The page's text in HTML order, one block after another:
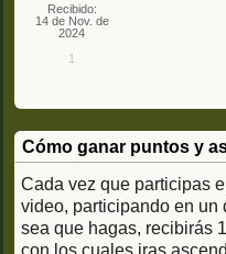
Recibido:
14 de Nov. de
2024
1
Cómo ganar puntos y
Cada vez que participas
video, participando en un
sea que hagas, recibirás
con los cuales iras